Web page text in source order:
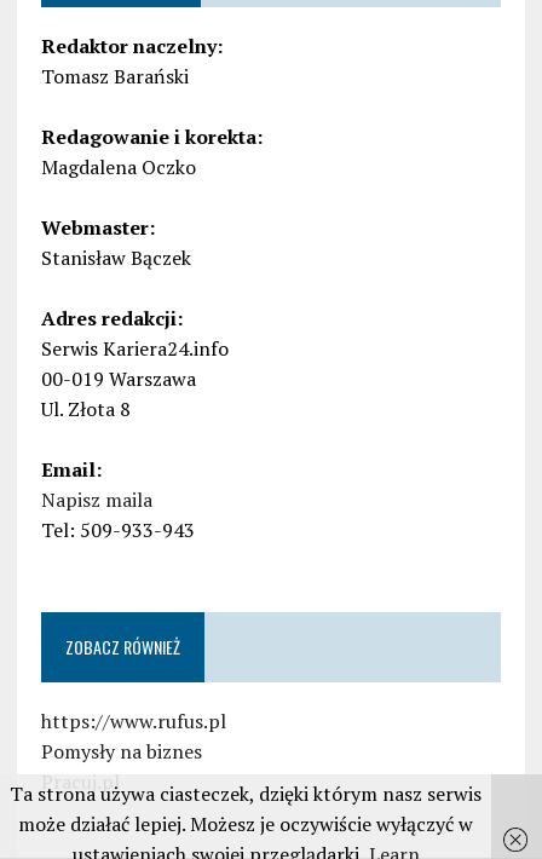
Redaktor naczelny:
Tomasz Barański
Redagowanie i korekta:
Magdalena Oczko
Webmaster:
Stanisław Bączek
Adres redakcji:
Serwis Kariera24.info
00-019 Warszawa
Ul. Złota 8
Email:
Napisz maila
Tel: 509-933-943
ZOBACZ RÓWNIEŻ
https://www.rufus.pl
Pomysły na biznes
Pracuj.pl
Ta strona używa ciasteczek, dzięki którym nasz serwis
może działać lepiej. Możesz je oczywiście wyłączyć w